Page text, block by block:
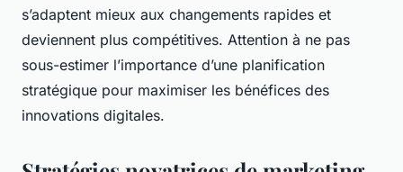
s’adaptent mieux aux changements rapides et
deviennent plus compétitives. Attention à ne pas
sous-estimer l’importance d’une planification
stratégique pour maximiser les bénéfices des
innovations digitales.